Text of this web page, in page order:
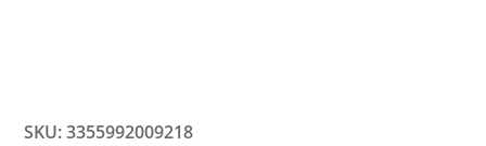
SKU:3355992009218